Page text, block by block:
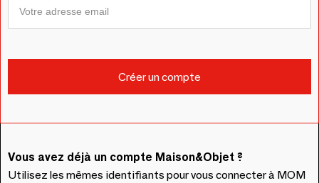
Vous avez déjà un compte Maison&Objet ?
Utilisez les mêmes identifiants pour vous connecter à MOM